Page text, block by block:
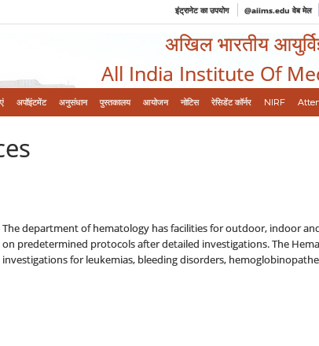
इंट्रानेट का उपयोग @aiims.edu वेब मेल
अखिल भारतीय
All India Institute Of
अपॉइंटमेंट अनुसंधान पुस्तकालय आयोजन नोटिस रेसिडेंट कॉर्नर NIRF
The department of hematology has facilities for outdoor, indoor
on predetermined protocols after detailed investigations. The
investigations for leukemias, bleeding disorders,